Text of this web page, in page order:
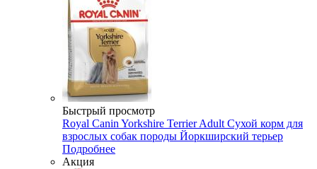
Быстрый просмотр
Royal Canin Yorkshire Terrier Adult Сухой корм для
взрослых собак породы Йоркширский терьер
Подробнее
Акция